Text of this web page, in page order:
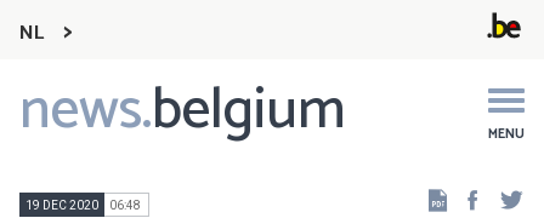
NL
news.belgium MENU
Main
navigation
19 DEC 2020 06:48